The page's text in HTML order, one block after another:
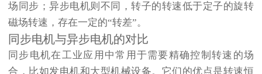
场同步；异步电机则不同，转子的转速低于定子的旋转
磁场转速，存在一定的“转差”。
同步电机与异步电机的对比
同步电机在工业应用中常用于需要精确控制转速的场
合，比如发电机和大型机械设备。它们的优点是转速恒